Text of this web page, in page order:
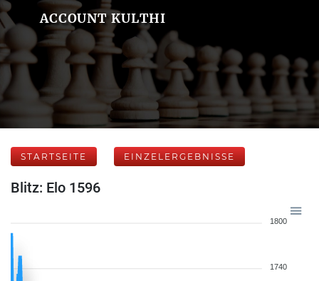
ACCOUNT KULTHI
STARTSEITE EINZELERGEBNISSE
Blitz: Elo 1596
1800
1740